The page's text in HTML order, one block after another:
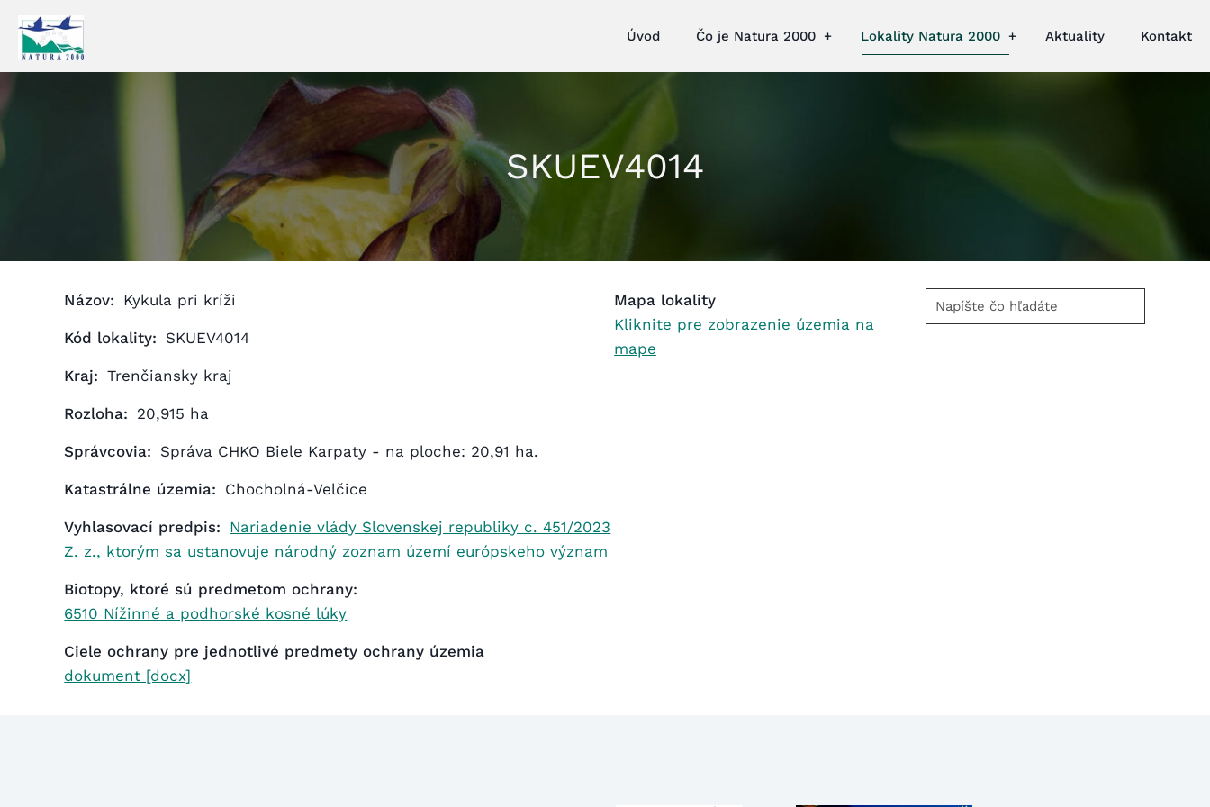
obsah
Úvod Čo je Natura 2000 Lokality Natura 2000 Aktuality Kontakt
SKUEV4014
Názov: Kykula pri kríži
Kód lokality: SKUEV4014
Kraj: Trenčiansky kraj
Rozloha: 20,915 ha
Správcovia: Správa CHKO Biele Karpaty - na ploche: 20,91 ha.
Katastrálne územia: Chocholná-Velčice
Vyhlasovací predpis: Nariadenie vlády Slovenskej republiky c. 451/2023
Z. z., ktorým sa ustanovuje národný zoznam území európskeho význam
Biotopy, ktoré sú predmetom ochrany:
6510 Nížinné a podhorské kosné lúky
Ciele ochrany pre jednotlivé predmety ochrany územia
dokument [docx]
Mapa lokality
Kliknite pre zobrazenie územia na
mape
Napíšte
čo